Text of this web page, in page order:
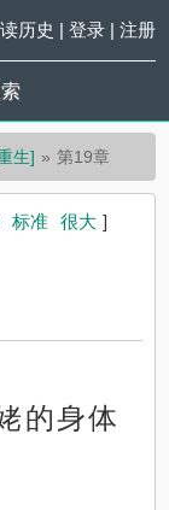
历史 | 登录| 注册
生] 第19章
标准 很大 ]
的身体